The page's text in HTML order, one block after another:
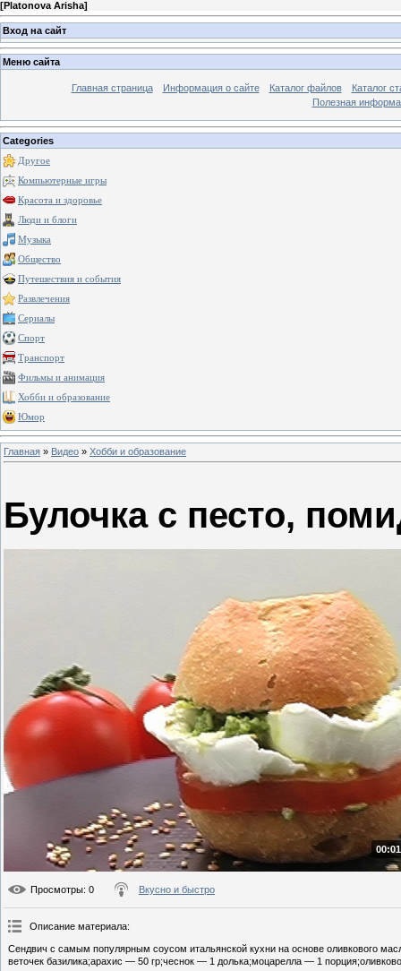
[Platonova Arisha]
Вход на сайт
Меню сайта
Главная страница Информация о сайте Каталог файлов
Каталог
Полезная
Categories
Другое
Компьютерные игры
Красота и здоровье
Люди и блоги
Музыка
Общество
Путешествия и события
Развлечения
Сериалы
Спорт
Транспорт
Фильмы и анимация
Хобби и образование
Юмор
Главная » Видео » Хобби и образование
Булочка с песто,
Просмотры: 0 Вкусно и быстро
Описание материала:
Сендвич с самым популярным соусом итальянской кухни на основе оливкового
веточек базилика;арахис — 50 гр;чеснок — 1 долька;моцарелла — 1